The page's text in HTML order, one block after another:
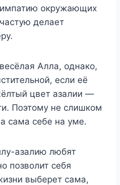
окружающих
делает
Алла, однако,
если её
цвет азалии —
Поэтому не слишком
сама себе на уме.
азалию любят
позволит себя
выберет сама,